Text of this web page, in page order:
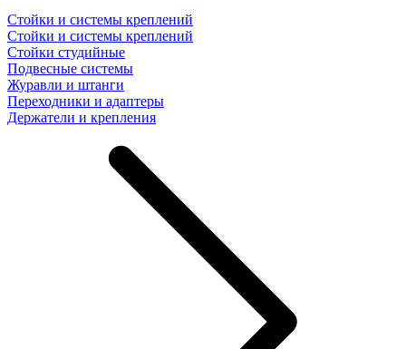
Стойки и системы креплений
Стойки и системы креплений
Стойки студийные
Подвесные системы
Журавли и штанги
Переходники и адаптеры
Держатели и крепления